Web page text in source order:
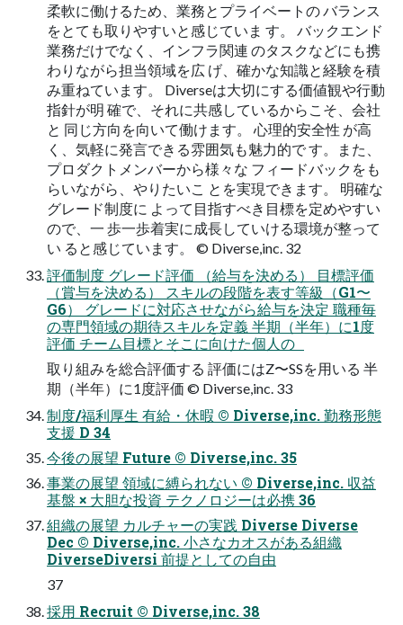
柔軟に働けるため、業務とプライベートの バランス
をとても取りやすいと感じていま す。 バックエンド
業務だけでなく、インフラ関連 のタスクなどにも携
わりながら担当領域を広 げ、確かな知識と経験を積
み重ねています。 Diverseは大切にする価値観や行動
指針が明 確で、それに共感しているからこそ、会社
と 同じ方向を向いて働けます。 心理的安全性 が高
く、気軽に発言できる雰囲気も魅力的で す。また、
プロダクトメンバーから様々な フィードバックをも
らいながら、やりたいこ とを実現できます。 明確な
グレード制度に よって目指すべき目標を定めやすい
ので、一 歩一歩着実に成長していける環境が整って
い ると感じています。 ©︎ Diverse,inc. 32
評価制度 グレード評価 （給与を決める） 目標評価
（賞与を決める） スキルの段階を表す等級（G1〜
G6） グレードに対応させながら給与を決定 職種毎
の専門領域の期待スキルを定義 半期（半年）に1度
評価 チーム目標とそこに向けた個人の
取り組みを総合評価する 評価にはZ〜SSを用いる 半
期（半年）に1度評価 ©︎ Diverse,inc. 33
制度/福利厚生 有給・休暇 ©︎ Diverse,inc. 勤務形態
支援 D 34
今後の展望 Future ©︎ Diverse,inc. 35
事業の展望 領域に縛られない ©︎ Diverse,inc. 収益
基盤 × 大胆な投資 テクノロジーは必携 36
組織の展望 カルチャーの実践 Diverse Diverse
Dec ©︎ Diverse,inc. 小さなカオスがある組織
DiverseDiversi 前提としての自由
37
採用 Recruit ©︎ Diverse,inc. 38